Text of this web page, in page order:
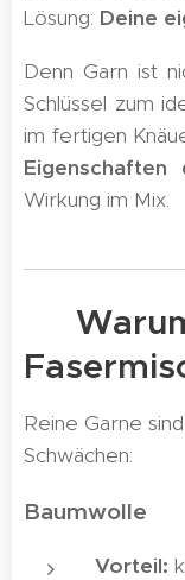
Lösung: Deine
Denn Garn ist
Schlüssel zum
im fertigen
Eigenschaften
Wirkung im Mix.
✨
Reine Garne
Schwächen:
Baumwolle
Vorteil: